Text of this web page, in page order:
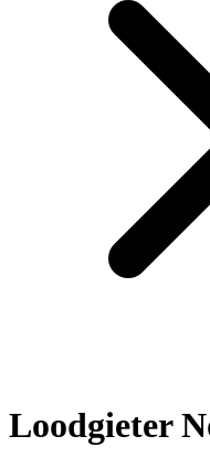
Loodgieter